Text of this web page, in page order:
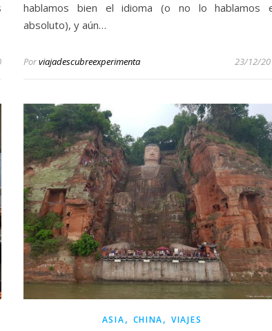
hablamos bien el idioma (o no lo hablamos
absoluto), y aún…
Porviajadescubreexperimenta 23/12/
ASIA, CHINA,VIAJES